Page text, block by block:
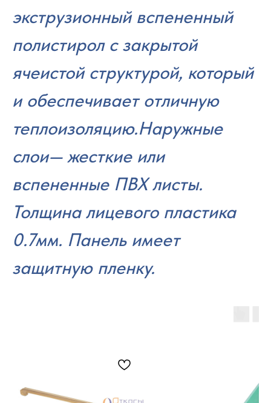
экструзионный вспененный
полистирол с закрытой
ячеистой структурой, который
и обеспечивает отличную
теплоизоляцию.Наружные
слои— жесткие или
вспененные ПВХ листы.
Толщина лицевого пластика
0.7мм. Панель имеет
защитную пленку.